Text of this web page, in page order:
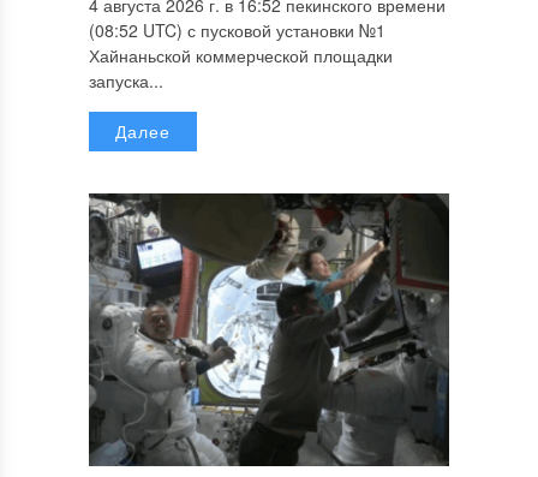
(08:52 UTC) с пусковой установки №1
Хайнаньской коммерческой площадки
запуска...
Далее